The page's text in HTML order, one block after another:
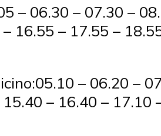
– 06.30 – 07.30 –
16.55 – 17.55 –
– 06.20 –
– 16.40 – 17.10